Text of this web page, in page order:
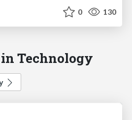
0 130
Technology